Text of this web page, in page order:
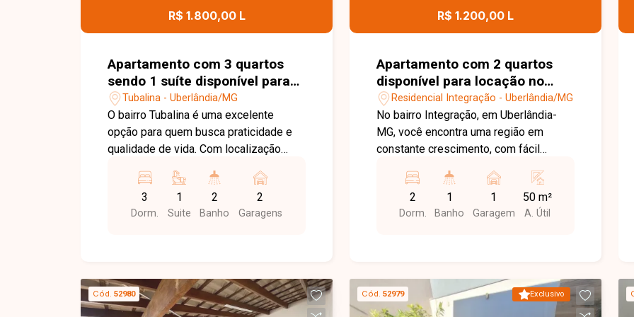
uma visita. Nossa equipe está pronta
deste terreno e ajudar você a realizar
um excelente investimento.
R$ 1.800,00 L
Apartamento com 3 quartos
sendo 1 suíte disponível para
venda no bairro Tubalina em
Uberlândia-MG
Tubalina - Uberlândia/MG
O bairro Tubalina é uma excelente
opção para quem busca praticidade e
qualidade de vida. Com localização
principais vias de Uberlândia e conta
com ampla infraestrutura de comércios,
supermercados, escolas, farmácias e
quartos, sendo 1 suíte, com 2 quartos
equipados com armários embutidos,
3
Dorm.
1
Suite
2
Banho
2
Garagens
R$ 1.200,00 L
Apartamento com 2 quartos
disponível para locação no
bairro Integração em
Uberlândia-MG
Residencial Integração - Uberlândia/MG
No bairro Integração, em Uberlândia-
MG, você encontra uma região em
constante crescimento, com fácil
proximidade com supermercados,
escolas, farmácias e diversos
comércios, oferecendo praticidade e
área de serviço e 1 vaga de garagem. O
imóvel possui ambientes bem
2
Dorm.
1
Banho
1
Garagem
50 m²
A. Útil
Cód. 52980 Exclusivo
Cód. 52979